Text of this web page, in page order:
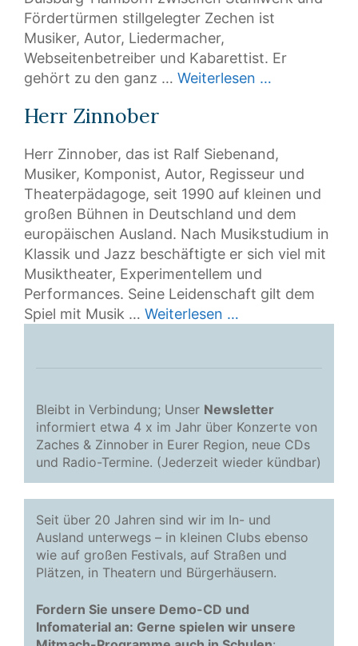
Fördertürmen stillgelegter Zechen ist
Musiker, Autor, Liedermacher,
Webseitenbetreiber und Kabarettist. Er
gehört zu den ganz … Weiterlesen …
Herr Zinnober
Herr Zinnober, das ist Ralf Siebenand,
Musiker, Komponist, Autor, Regisseur und
Theaterpädagoge, seit 1990 auf kleinen und
großen Bühnen in Deutschland und dem
europäischen Ausland. Nach Musikstudium in
Klassik und Jazz beschäftigte er sich viel mit
Musiktheater, Experimentellem und
Performances. Seine Leidenschaft gilt dem
Spiel mit Musik … Weiterlesen …
Bleibt in Verbindung; Unser Newsletter
informiert etwa 4 x im Jahr über Konzerte von
Zaches & Zinnober in Eurer Region, neue CDs
und Radio-Termine. (Jederzeit wieder kündbar)
Seit über 20 Jahren sind wir im In- und
Ausland unterwegs – in kleinen Clubs ebenso
wie auf großen Festivals, auf Straßen und
Plätzen, in Theatern und Bürgerhäusern.
Fordern Sie unsere Demo-CD und
Infomaterial an: Gerne spielen wir unsere